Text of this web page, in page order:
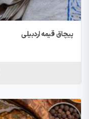
پیچاق قیمه اردبیلی